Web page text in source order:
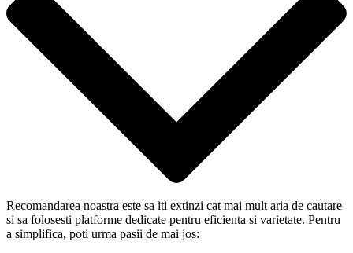
Recomandarea noastra este sa iti extinzi cat mai mult aria de cautare
si sa folosesti platforme dedicate pentru eficienta si varietate. Pentru
a simplifica, poti urma pasii de mai jos: